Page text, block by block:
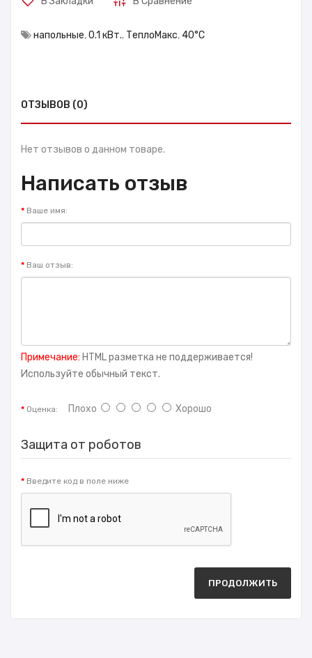
напольные,0.1 кВт., ТеплоМакс, 40°С
ОТЗЫВОВ (0)
Нет отзывов о данном товаре.
Написать отзыв
Ваше имя:
Ваш отзыв:
Примечание: HTML разметка не поддерживается!
Используйте обычный текст.
Оценка: Плохо Хорошо
Защита от роботов
Введите код в поле ниже
ПРОДОЛЖИТЬ